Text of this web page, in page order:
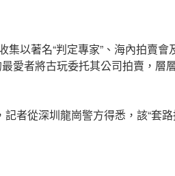
集以著名“判定專家”、海內拍賣
愛者將古玩委托其公司拍賣，層
者從深圳龍崗警方得悉，該“套